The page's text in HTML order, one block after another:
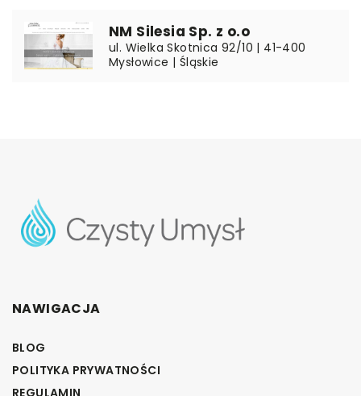
NM Silesia Sp. z o.o
ul. Wielka Skotnica 92/10 | 41-400
Mysłowice | Śląskie
NAWIGACJA
BLOG
POLITYKA PRYWATNOŚCI
REGULAMIN